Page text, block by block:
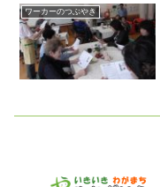
ワーカーのつぶやき